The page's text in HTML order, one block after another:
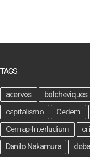
TAGS
acervos bolcheviques
capitalismo
Cedem
Cemap-Interludium
Danilo Nakamura